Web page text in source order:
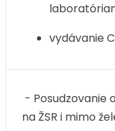
vydávanie
- Posudzovanie
na ŽSR i mimo